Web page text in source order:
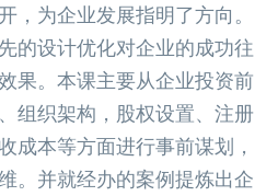
，为企业发展指明了方向。
的设计优化对企业的成功往
果。本课主要从企业投资前
组织架构，股权设置、注册
成本等方面进行事前谋划，
。并就经办的案例提炼出企